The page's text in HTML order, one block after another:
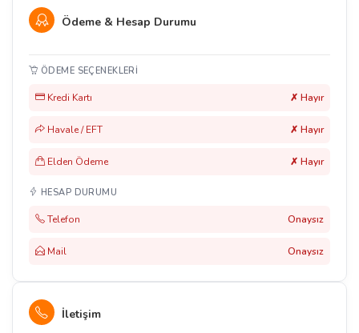
Ödeme & Hesap Durumu
ÖDEME SEÇENEKLERI
Kredi Kartı ✗ Hayır
Havale / EFT ✗ Hayır
Elden Ödeme ✗ Hayır
HESAP DURUMU
Telefon Onaysız
Mail Onaysız
İletişim